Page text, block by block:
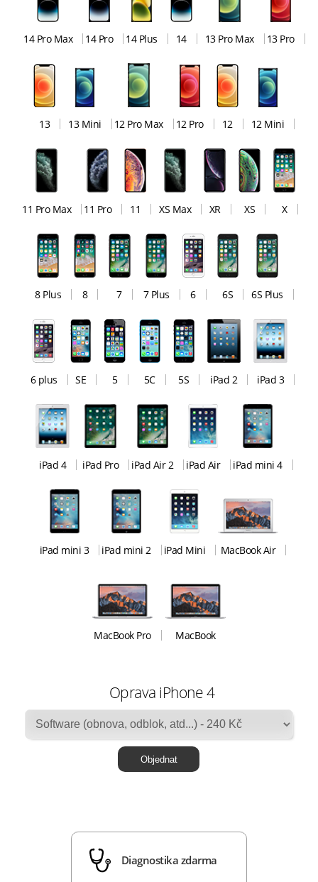
14 Pro Max 14 Pro 14 Plus 14 13 Pro Max 13 Pro
13 13 Mini 12 Pro Max 12 Pro 12 12 Mini
11 Pro Max 11 Pro 11 XS Max XR XS X
8 Plus 8 7 7 Plus 6 6S 6S Plus
6 plus SE 5 5C 5S iPad 2 iPad 3
iPad 4 iPad Pro iPad Air 2 iPad Air iPad mini 4
iPad mini 3 iPad mini 2 iPad Mini MacBook Air
MacBook Pro MacBook
Oprava iPhone 4
Diagnostika zdarma